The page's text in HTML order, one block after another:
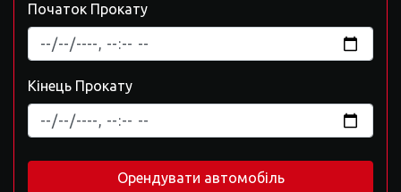
Початок Прокату
Кінець Прокату
Орендувати автомобіль